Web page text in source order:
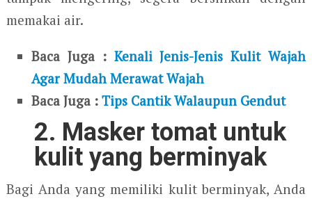
memakai air.
Baca Juga : Kenali Jenis-Jenis Kulit Wajah
Agar Mudah Merawat Wajah
Baca Juga :Tips Cantik Walaupun Gendut
2. Masker tomat untuk
kulit yang berminyak
Bagi Anda yang memiliki kulit berminyak, Anda